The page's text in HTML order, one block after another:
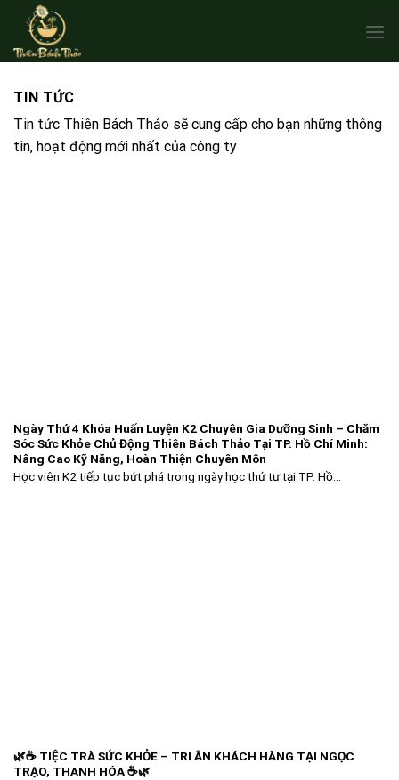
content
TIN TỨC
Tin tức Thiên Bách Thảo sẽ cung cấp cho bạn những thông
tin, hoạt động mới nhất của công ty
Ngày Thứ 4 Khóa Huấn Luyện K2 Chuyên Gia Dưỡng Sinh – Chăm
Sóc Sức Khỏe Chủ Động Thiên Bách Thảo Tại TP. Hồ Chí Minh:
Nâng Cao Kỹ Năng, Hoàn Thiện Chuyên Môn
Học viên K2 tiếp tục bứt phá trong ngày học thứ tư tại TP. Hồ...
🌿☕ TIỆC TRÀ SỨC KHỎE – TRI ÂN KHÁCH HÀNG TẠI NGỌC
TRẠO, THANH HÓA ☕🌿